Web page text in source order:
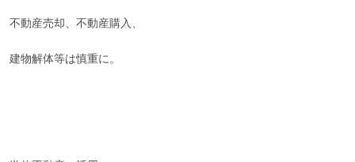
不動産売却、不動産購入、
建物解体等は慎重に。